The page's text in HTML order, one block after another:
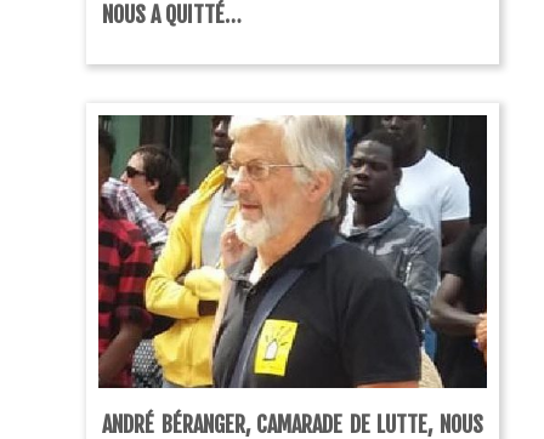
NOUS A QUITTÉ…
ANDRÉ BÉRANGER, CAMARADE DE LUTTE, NOUS